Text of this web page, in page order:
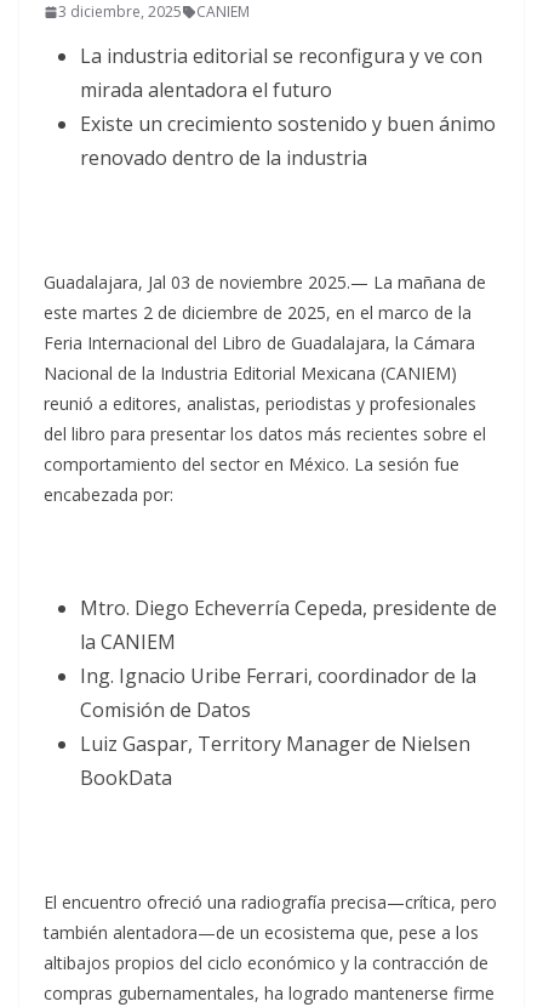
3 diciembre, 2025 CANIEM
La industria editorial se reconfigura y ve con
mirada alentadora el futuro
Existe un crecimiento sostenido y buen ánimo
renovado dentro de la industria
Guadalajara, Jal 03 de noviembre 2025.— La mañana de
este martes 2 de diciembre de 2025, en el marco de la
Feria Internacional del Libro de Guadalajara, la Cámara
Nacional de la Industria Editorial Mexicana (CANIEM)
reunió a editores, analistas, periodistas y profesionales
del libro para presentar los datos más recientes sobre el
comportamiento del sector en México. La sesión fue
encabezada por:
Mtro. Diego Echeverría Cepeda, presidente de
la CANIEM
Ing. Ignacio Uribe Ferrari, coordinador de la
Comisión de Datos
Luiz Gaspar, Territory Manager de Nielsen
BookData
El encuentro ofreció una radiografía precisa—crítica, pero
también alentadora—de un ecosistema que, pese a los
altibajos propios del ciclo económico y la contracción de
compras gubernamentales, ha logrado mantenerse firme